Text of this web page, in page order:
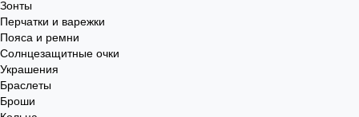
Зонты
Перчатки и варежки
Пояса и ремни
Солнцезащитные очки
Украшения
Браслеты
Броши